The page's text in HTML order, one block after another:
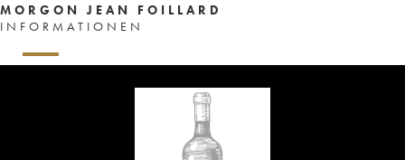
MORGON JEAN FOILLARD
INFORMATIONEN